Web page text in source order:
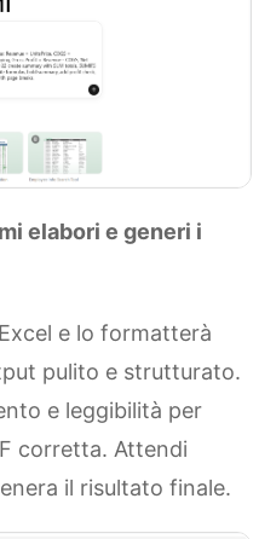
elabori e generi i
e lo formatterà
pulito e strutturato.
e leggibilità per
corretta. Attendi
il risultato finale.